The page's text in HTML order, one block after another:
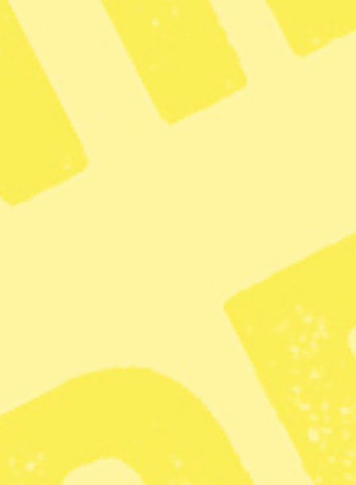
Kritiken: Sverige borde
tydligare fördöma
USA:s agerande i
Venezuela
Publicerad 2026-01-04
Anne Ramberg, tidigare ordförande i Advokatsamfundet,
USA:s president Donald Trump och Sveriges utrikesminister
Maria Malmer Stenergard (M). Foto: Anders Wiklund/TT, Alex
Brandon/ AP och Jonas Ekströmer/TT